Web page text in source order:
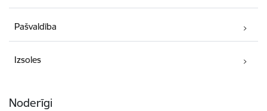
Pašvaldība
Izsoles
Noderīgi